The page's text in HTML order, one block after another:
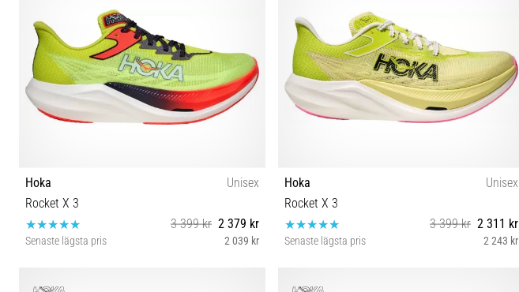
Hoka
Unisex
Rocket X 3
3 399 kr 2 379 kr
Senaste lägsta pris 2 039 kr
Hoka
Unisex
Rocket X 3
3 399 kr 2 311 kr
Senaste lägsta pris 2 243 kr